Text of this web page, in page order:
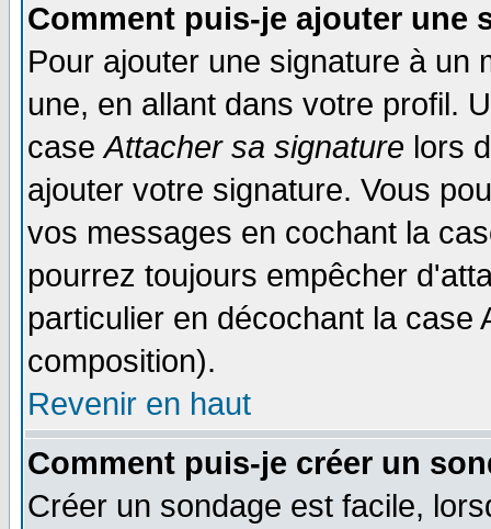
Comment puis-je ajouter une
Pour ajouter une signature à un
une, en allant dans votre profil.
caseAttacher sa signature lors
ajouter votre signature. Vous
vos messages en cochant la
pourrez toujours empêcher
particulier en décochant la
composition).
Revenir en haut
Comment puis-je créer un
Créer un sondage est facile,